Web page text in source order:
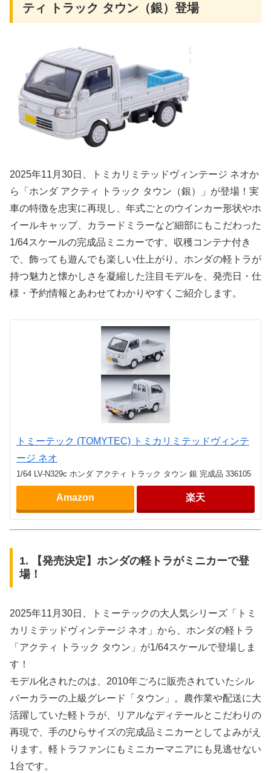
ティ トラック タウン（銀）登場
2025年11月30日、トミカリミテッドヴィンテージ ネオか
ら「ホンダ アクティ トラック タウン（銀）」が登場！実
車の特徴を忠実に再現し、年式ごとのウインカー形状やホ
イールキャップ、カラードミラーなど細部にもこだわった
1/64スケールの完成品ミニカーです。収穫コンテナ付き
で、飾っても遊んでも楽しい仕上がり。ホンダの軽トラが
持つ魅力と懐かしさを凝縮した注目モデルを、発売日・仕
様・予約情報とあわせてわかりやすくご紹介します。
トミーテック (TOMYTEC) トミカリミテッドヴィンテ
ージ ネオ
1/64 LV-N329c ホンダ アクティ トラック タウン 銀 完成品 336105
Amazon 楽天
1. 【発売決定】ホンダの軽トラがミニカーで登
場！
2025年11月30日、トミーテックの大人気シリーズ「トミ
カリミテッドヴィンテージ ネオ」から、ホンダの軽トラ
「アクティ トラック タウン」が1/64スケールで登場しま
す！
モデル化されたのは、2010年ごろに販売されていたシル
バーカラーの上級グレード「タウン」。農作業や配送に大
活躍していた軽トラが、リアルなディテールとこだわりの
再現で、手のひらサイズの完成品ミニカーとしてよみがえ
ります。軽トラファンにもミニカーマニアにも見逃せない
1台です。